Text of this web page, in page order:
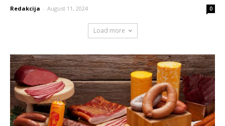
Redakcija - August 11, 2024 0
Load more